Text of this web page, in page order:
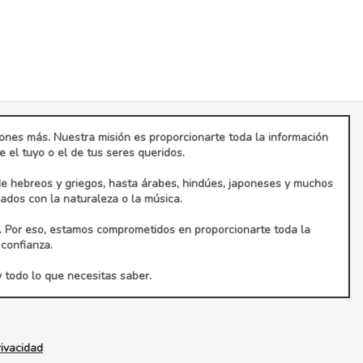
más. Nuestra misión es proporcionarte toda la información
el tuyo o el de tus seres queridos.
y griegos, hasta árabes, hindúes, japoneses y muchos
con la naturaleza o la música.
eso, estamos comprometidos en proporcionarte toda la
lo que necesitas saber.